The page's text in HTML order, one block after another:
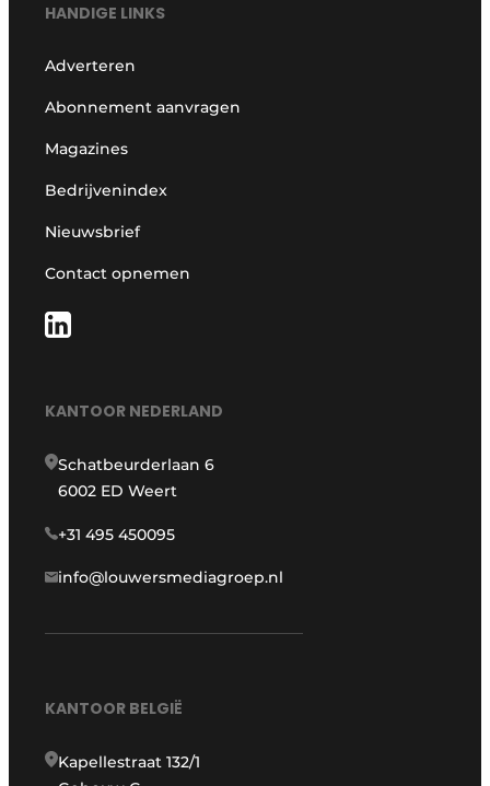
HANDIGE LINKS
Adverteren
Abonnement aanvragen
Magazines
Bedrijvenindex
Nieuwsbrief
Contact opnemen
KANTOOR NEDERLAND
Schatbeurderlaan 6
6002 ED Weert
+31 495 450095
info@louwersmediagroep.nl
KANTOOR BELGIË
Kapellestraat 132/1